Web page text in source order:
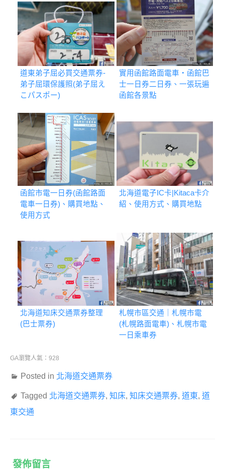
道東弟子屈必買交通票券-
弟子屈環保護照(弟子屈え
こパスポー)
實用函館路面電車・函館巴
士一日券二日券、一張玩遍
函館各景點
函館市電一日券(函館路面
電車一日券)、購買地點、
使用方式
北海道電子IC卡|Kitaca卡介
紹、使用方式、購買地點
北海道知床交通票券整理
(巴士票券)
札幌市區交通｜札幌市電
(札幌路面電車)、札幌市電
一日乘車券
GA瀏覽人氣：928
Posted in 北海道交通票券
Tagged 北海道交通票券, 知床, 知床交通票券, 道東, 道
東交通
發佈留言